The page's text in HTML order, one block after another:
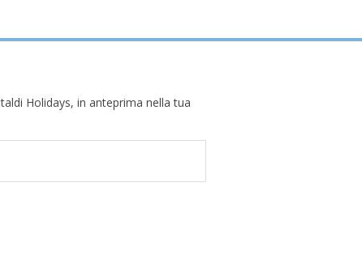
Holidays, in anteprima nella tua